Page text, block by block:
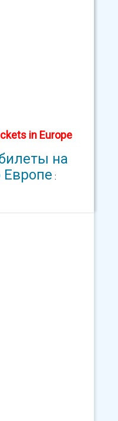
in Europe
на
Европе :